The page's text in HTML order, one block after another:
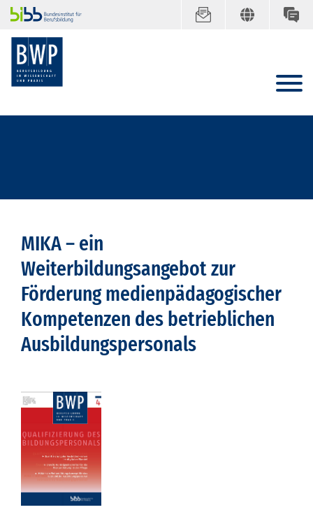
MIKA – ein
Weiterbildungsangebot zur
Förderung medienpädagogischer
Kompetenzen des betrieblichen
Ausbildungspersonals